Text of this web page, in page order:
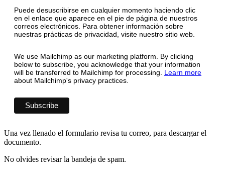
Puede desuscribirse en cualquier momento haciendo clic
en el enlace que aparece en el pie de página de nuestros
correos electrónicos. Para obtener información sobre
nuestras prácticas de privacidad, visite nuestro sitio web.
We use Mailchimp as our marketing platform. By clicking
below to subscribe, you acknowledge that your information
will be transferred to Mailchimp for processing. Learn more
about Mailchimp's privacy practices.
Una vez llenado el formulario revisa tu correo, para descargar el
documento.
No olvides revisar la bandeja de spam.